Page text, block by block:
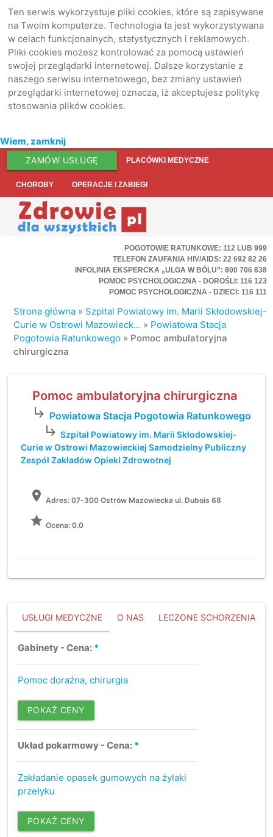
Ten serwis wykorzystuje pliki cookies, które są zapisywane
na Twoim komputerze. Technologia ta jest wykorzystywana
w celach funkcjonalnych, statystycznych i reklamowych.
Pliki cookies możesz kontrolować za pomocą ustawień
swojej przeglądarki internetowej. Dalsze korzystanie z
naszego serwisu internetowego, bez zmiany ustawień
przeglądarki internetowej oznacza, iż akceptujesz politykę
stosowania plików cookies.
Wiem, zamknij
ZAMÓW USŁUGĘ PLACÓWKI MEDYCZNE
CHOROBY OPERACJE I ZABIEGI
POGOTOWIE RATUNKOWE: 112 LUB 999
TELEFON ZAUFANIA HIV/AIDS: 22 692 82 26
INFOLINIA EKSPERCKA „ULGA W BÓLU”: 800 706 838
POMOC PSYCHOLOGICZNA - DOROŚLI: 116 123
POMOC PSYCHOLOGICZNA - DZIECI: 116 111
Strona główna » Szpital Powiatowy im. Marii Skłodowskiej-
Curie w Ostrowi Mazowieck... » Powiatowa Stacja
Pogotowia Ratunkowego » Pomoc ambulatoryjna
chirurgiczna
Pomoc ambulatoryjna chirurgiczna
subdirectory_arrow_right Powiatowa Stacja Pogotowia Ratunkowego
subdirectory_arrow_right Szpital Powiatowy im. Marii Skłodowskiej-
Curie w Ostrowi Mazowieckiej Samodzielny Publiczny
Zespół Zakładów Opieki Zdrowotnej
location_on Adres:07-300 Ostrów Mazowiecka ul. Dubois 68
grade Ocena: 0.0
USŁUGI MEDYCZNE O NAS LECZONE SCHORZENIA
Gabinety - Cena: *
Pomoc doraźna, chirurgia
POKAŻ CENY
Układ pokarmowy - Cena: *
Zakładanie opasek gumowych na żylaki
przełyku
POKAŻ CENY